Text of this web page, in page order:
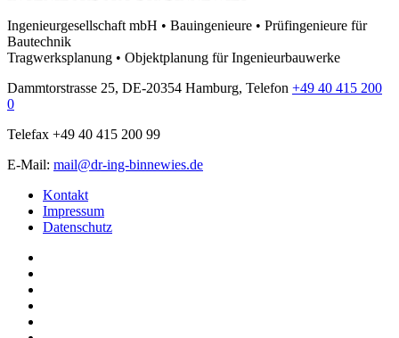
Ingenieurgesellschaft mbH • Bauingenieure • Prüfingenieure für
Bautechnik
Tragwerksplanung • Objektplanung für Ingenieurbauwerke
Dammtorstrasse 25, DE-20354 Hamburg, Telefon +49 40 415 200
0
Telefax +49 40 415 200 99
E-Mail: mail@dr-ing-binnewies.de
Kontakt
Impressum
Datenschutz